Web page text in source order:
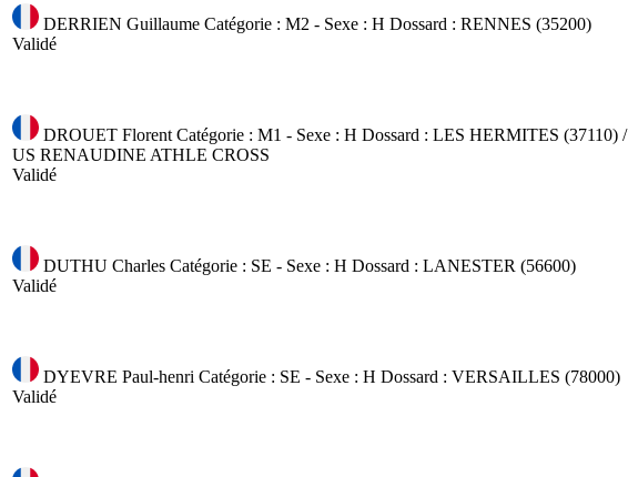
DERRIEN Guillaume Catégorie : M2 - Sexe : H Dossard : RENNES (35200)
Validé
DROUET Florent Catégorie : M1 - Sexe : H Dossard : LES HERMITES (37110) /
US RENAUDINE ATHLE CROSS
Validé
DUTHU Charles Catégorie : SE - Sexe : H Dossard : LANESTER (56600)
Validé
DYEVRE Paul-henri Catégorie : SE - Sexe : H Dossard : VERSAILLES (78000)
Validé